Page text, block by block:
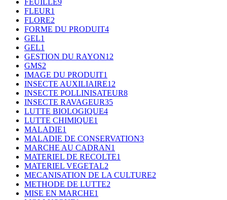
FLEUR1
FLORE2
FORME DU PRODUIT4
GEL1
GEL1
GESTION DU RAYON12
GMS2
IMAGE DU PRODUIT1
INSECTE AUXILIAIRE12
INSECTE POLLINISATEUR8
INSECTE RAVAGEUR35
LUTTE BIOLOGIQUE4
LUTTE CHIMIQUE1
MALADIE1
MALADIE DE CONSERVATION3
MARCHE AU CADRAN1
MATERIEL DE RECOLTE1
MATERIEL VEGETAL2
MECANISATION DE LA CULTURE2
METHODE DE LUTTE2
MISE EN MARCHE1